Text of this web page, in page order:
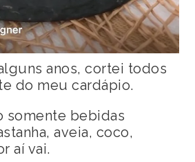
anos, cortei todos
do meu cardápio.
somente bebidas
aveia, coco,
aí vai.